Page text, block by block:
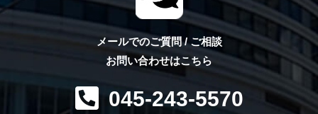
メールでのご質問 / ご相談
お問い合わせはこちら
045-243-5570